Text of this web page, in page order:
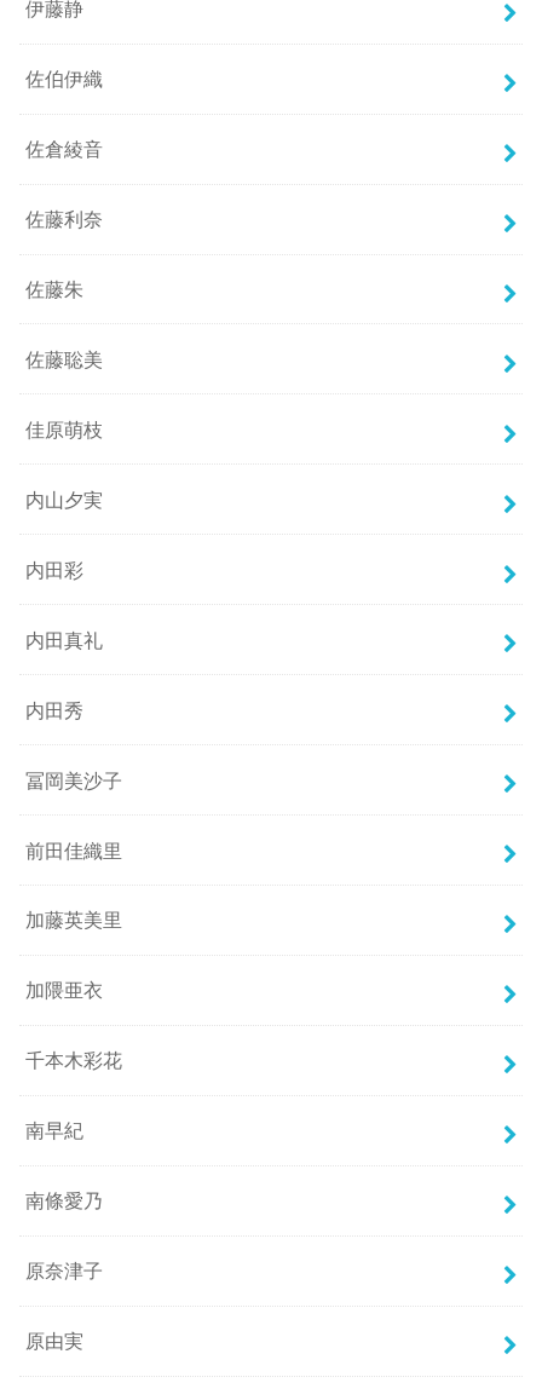
伊藤静
佐伯伊織
佐倉綾音
佐藤利奈
佐藤朱
佐藤聡美
佳原萌枝
内山夕実
内田彩
内田真礼
内田秀
冨岡美沙子
前田佳織里
加藤英美里
加隈亜衣
千本木彩花
南早紀
南條愛乃
原奈津子
原由実